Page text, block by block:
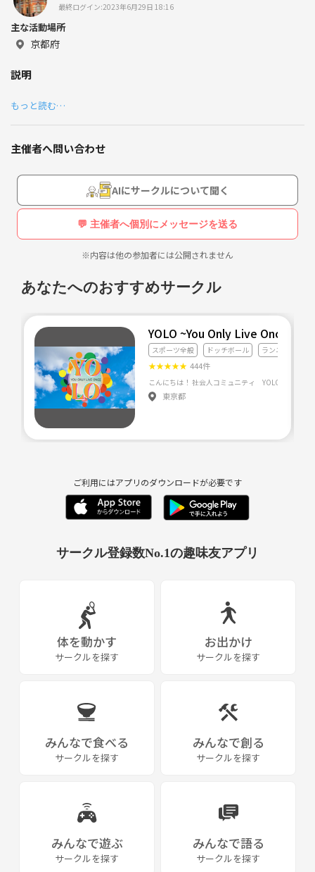
最終ログイン:2023年6月29日 18:16
主な活動場所
京都府
説明
もっと読む…
主催者へ問い合わせ
AIにサークルについて聞く
💬 主催者へ個別にメッセージを送る
※内容は他の参加者には公開されません
あなたへのおすすめサークル
YOLO ~You Only Live Once~
スポーツ全般 ドッチボール ランニング・ジ
★★★★★ 444件
東京都
ご利用にはアプリのダウンロードが必要です
サークル登録数No.1の趣味友アプリ
体を動かす
サークルを探す
お出かけ
サークルを探す
みんなで食べる
サークルを探す
みんなで創る
サークルを探す
みんなで遊ぶ
サークルを探す
みんなで語る
サークルを探す